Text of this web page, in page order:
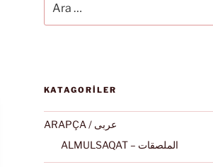
KATAGORİLER
ARAPÇA / عربى
ALMULSAQAT – الملصقات